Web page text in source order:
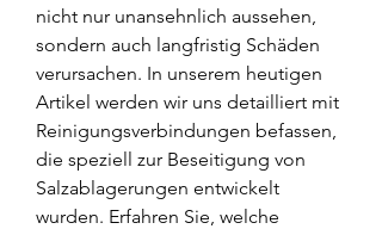
nicht nur unansehnlich aussehen,
sondern auch langfristig Schäden
verursachen. In unserem heutigen
Artikel werden wir uns detailliert mit
Reinigungsverbindungen befassen,
die speziell zur Beseitigung von
Salzablagerungen entwickelt
wurden. Erfahren Sie, welche